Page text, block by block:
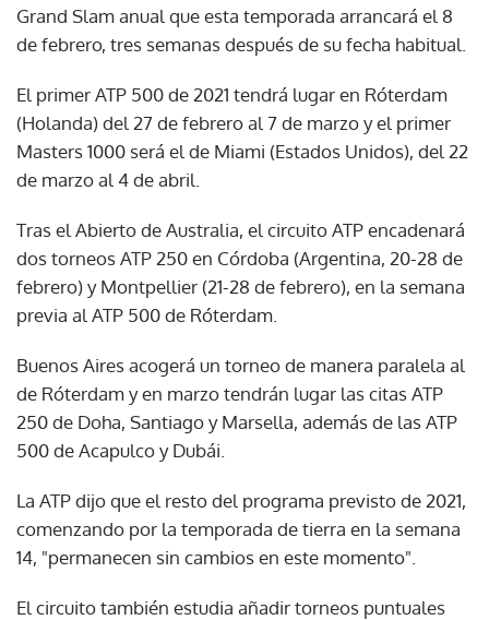
Grand Slam anual que esta temporada arrancará el 8
de febrero, tres semanas después de su fecha habitual.
El primer ATP 500 de 2021 tendrá lugar en Róterdam
(Holanda) del 27 de febrero al 7 de marzo y el primer
Masters 1000 será el de Miami (Estados Unidos), del 22
de marzo al 4 de abril.
Tras el Abierto de Australia, el circuito ATP encadenará
dos torneos ATP 250 en Córdoba (Argentina, 20-28 de
febrero) y Montpellier (21-28 de febrero), en la semana
previa al ATP 500 de Róterdam.
Buenos Aires acogerá un torneo de manera paralela al
de Róterdam y en marzo tendrán lugar las citas ATP
250 de Doha, Santiago y Marsella, además de las ATP
500 de Acapulco y Dubái.
La ATP dijo que el resto del programa previsto de 2021,
comenzando por la temporada de tierra en la semana
14, "permanecen sin cambios en este momento".
El circuito también estudia añadir torneos puntuales